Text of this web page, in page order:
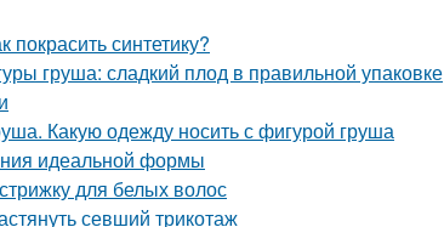
синтетику?
груша: сладкий плод в правильной упаковке
Какую одежду носить с фигурой груша
идеальной формы
для белых волос
севший трикотаж